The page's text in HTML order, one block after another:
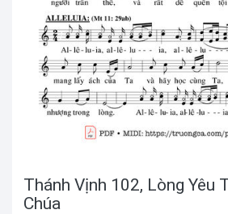
Thánh Vịnh 102, Lòng Yêu
Chúa